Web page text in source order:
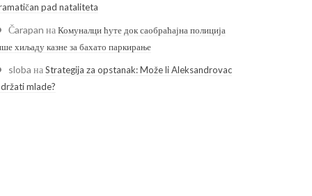
pad nataliteta
Čarapan наКомуналци ћуте док саобраћајна полиција
хиљаду казне за бахато паркирање
sloba наStrategija za opstanak: Može li Aleksandrovac
mlade?